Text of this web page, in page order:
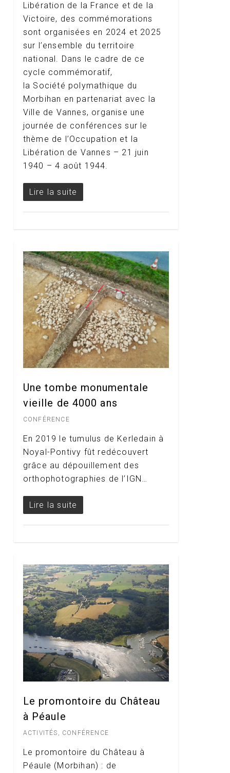
Libération de la France et de la
Victoire, des commémorations
sont organisées en 2024 et 2025
sur l’ensemble du territoire
national. Dans le cadre de ce
cycle commémoratif,
la Société polymathique du
Morbihan en partenariat avec la
Ville de Vannes, organise une
journée de conférences sur le
thème de l’Occupation et la
Libération de Vannes – 21 juin
1940 – 4 août 1944.
Lire la suite
Une tombe monumentale
vieille de 4000 ans
CONFÉRENCE
En 2019 le tumulus de Kerledain à
Noyal-Pontivy fût redécouvert
grâce au dépouillement des
orthophotographies de l’IGN…
Lire la suite
Le promontoire du Château
à Péaule
ACTIVITÉS CONFÉRENCE
Le promontoire du Château à
Péaule (Morbihan) : de